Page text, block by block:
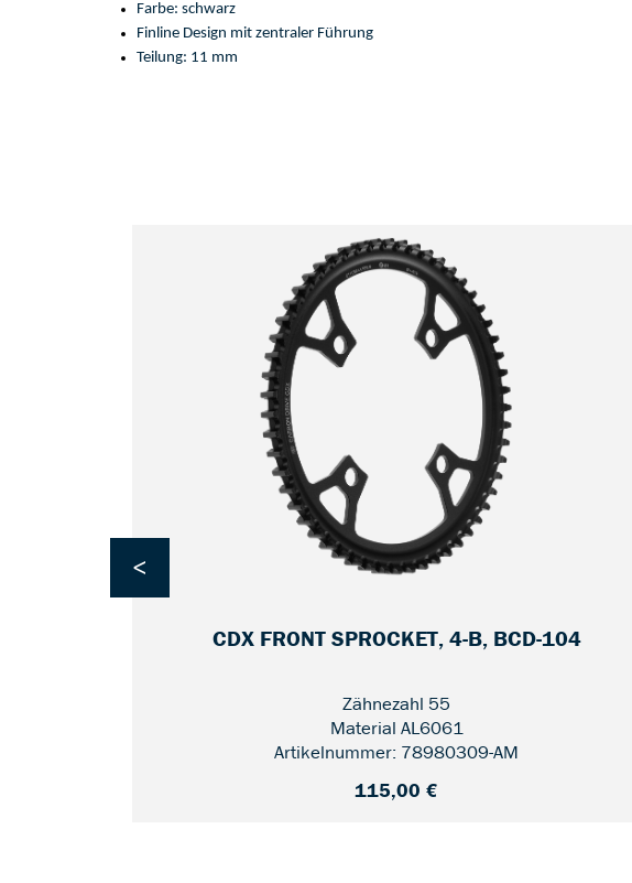
Farbe: schwarz
Finline Design mit zentraler Führung
Teilung: 11 mm
CDX FRONT SPROCKET, 4-B, BCD-104
Zähnezahl 55
Material AL6061
Artikelnummer: 78980309-AM
115,00 €
<